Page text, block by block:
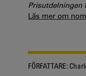
Prisutdelningen
Läs mer om
FÖRFATTARE: